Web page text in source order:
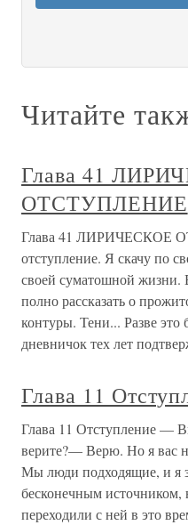
Читайте
Глава 41
ОТСТУПЛЕНИЕ
Глава 41 ЛИРИЧЕСКОЕ
отступление. Я скачу по
своей суматошной жизни.
полно рассказать о
контуры. Тени... Разве
дневничок тех лет
Глава 11
Глава 11 Отступление
верите?— Верю. Но я
Мы люди подходящие, и я
бесконечным
переходили с ней в это